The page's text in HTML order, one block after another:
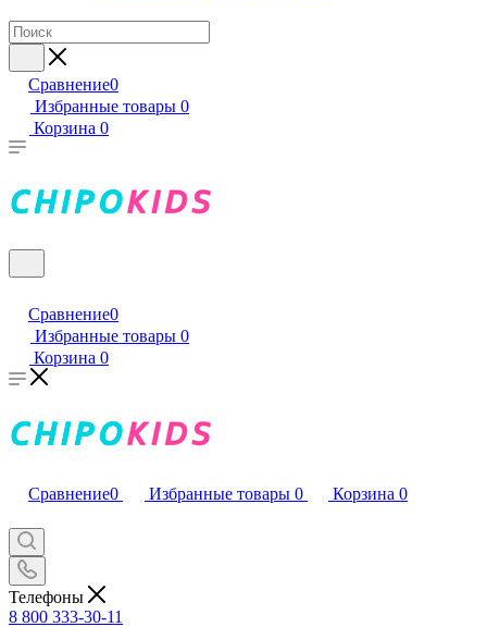
Сравнение0
Избранные товары 0
Корзина 0
Сравнение0
Избранные товары 0
Корзина 0
Сравнение0 Избранные товары 0 Корзина 0
Телефоны
8 800 333-30-11